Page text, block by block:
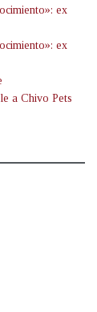
ex
ex
a Chivo Pets